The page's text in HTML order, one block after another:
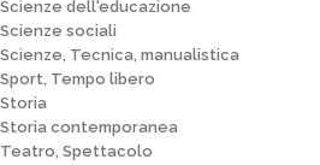
Scienze dell'educazione
Scienze sociali
Scienze, Tecnica, manualistica
Sport, Tempo libero
Storia
Storia contemporanea
Teatro, Spettacolo